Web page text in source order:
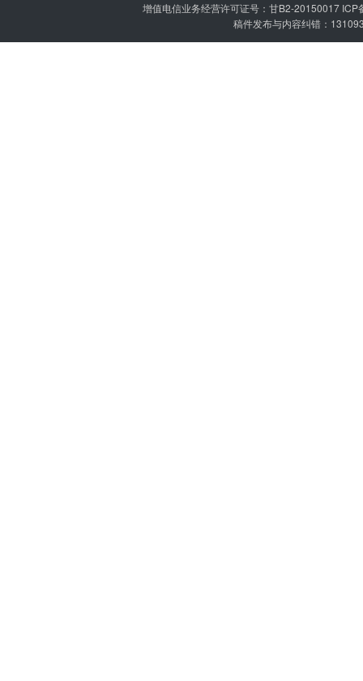
增值电信业务经营许可证号：甘B2-20150017 ICP
稿件发布与内容纠错：